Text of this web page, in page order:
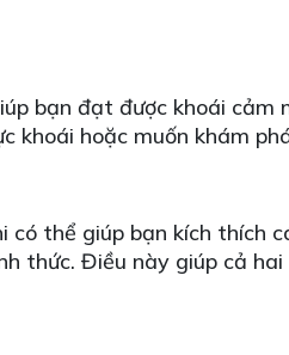
bạn đạt được khoái cảm
khoái hoặc muốn khám
thể giúp bạn kích thích
thức. Điều này giúp cả